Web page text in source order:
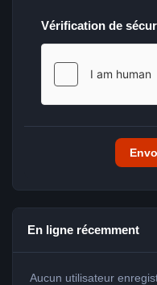
Vérification de
En ligne récemment
Aucun utilisateur